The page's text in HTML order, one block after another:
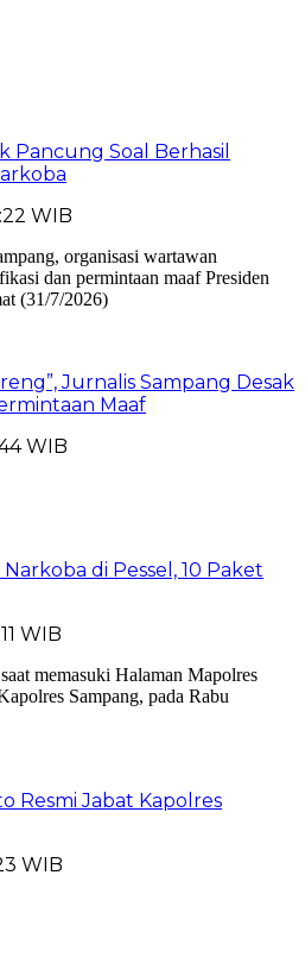
Pancung Soal Berhasil
WIB
Jurnalis Sampang Desak
Maaf
WIB
di Pessel, 10 Paket
WIB
Resmi Jabat Kapolres
WIB